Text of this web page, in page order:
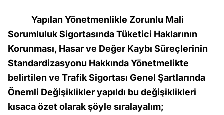
Yapılan Yönetmenlikle Zorunlu Mali
Sorumluluk Sigortasında Tüketici Haklarının
Korunması, Hasar ve Değer Kaybı Süreçlerinin
Standardizasyonu Hakkında Yönetmelikte
belirtilen ve Trafik Sigortası Genel Şartlarında
Önemli Değişiklikler yapıldı bu değişiklikleri
kısaca özet olarak şöyle sıralayalım;